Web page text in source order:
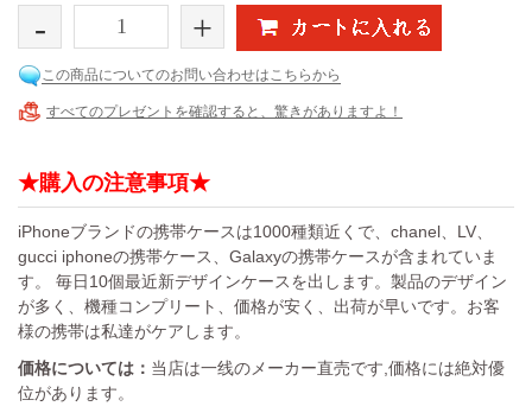
- +
この商品についてのお問い合わせはこちらから
すべてのプレゼントを確認すると、驚きがありますよ！
★購入の注意事項★
iPhoneブランドの携帯ケースは1000種類近くで、chanel、LV、
gucci iphoneの携帯ケース、Galaxyの携帯ケースが含まれていま
す。 毎日10個最近新デザインケースを出します。製品のデザイン
が多く、機種コンプリート、価格が安く、出荷が早いです。お客
様の携帯は私達がケアします。
価格については： 当店は一线のメーカー直売です,価格には絶対優
位があります。